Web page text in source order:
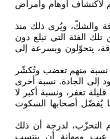
لاكتشاف أوهام وأمراض
والشكّ، ويُرى ذلك منذ
الفئة التي تبلع دون
يتحوّلون وبسرعة إلى
نسبة منهم تغضب وتُكشّر
إلى الجادة. نسبة أخرى
تغفر، ونسبة أكبر لا
يُفضّل أصحابها السكوت
التحزّب، لدرجة أن ذلك
ومهانة أن ينتسب